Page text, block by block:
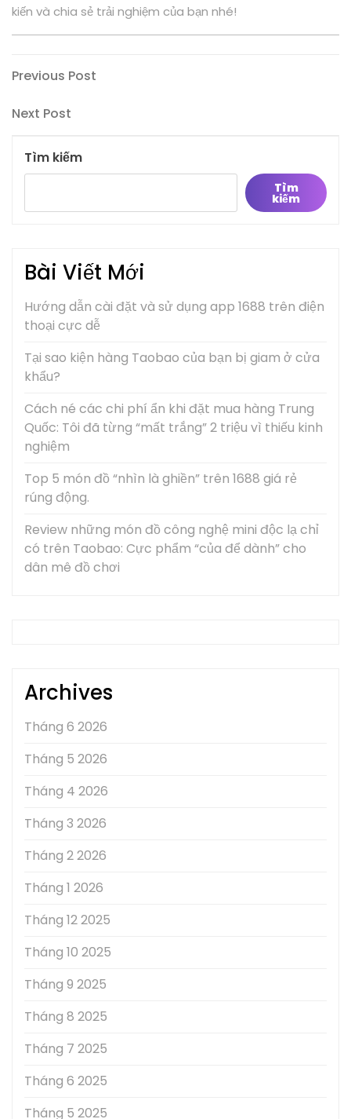
kiến và chia sẻ trải nghiệm của bạn nhé!
Điều
hướng
bài
viết
Previous
Previous Post
Next
Next Post
Tìm kiếm
Tìm
kiếm
Bài Viết Mới
Hướng dẫn cài đặt và sử dụng app 1688 trên điện
thoại cực dễ
Tại sao kiện hàng Taobao của bạn bị giam ở cửa
khẩu?
Cách né các chi phí ẩn khi đặt mua hàng Trung
Quốc: Tôi đã từng “mất trắng” 2 triệu vì thiếu kinh
nghiệm
Top 5 món đồ “nhìn là ghiền” trên 1688 giá rẻ
rúng động.
Review những món đồ công nghệ mini độc lạ chỉ
có trên Taobao: Cực phẩm “của để dành” cho
dân mê đồ chơi
Archives
Tháng 6 2026
Tháng 5 2026
Tháng 4 2026
Tháng 3 2026
Tháng 2 2026
Tháng 1 2026
Tháng 12 2025
Tháng 10 2025
Tháng 9 2025
Tháng 8 2025
Tháng 7 2025
Tháng 6 2025
Tháng 5 2025